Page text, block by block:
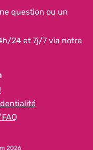
question ou un
24 et 7j/7 via notre
2026